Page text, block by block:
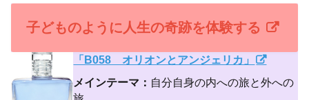
子どものように人生の奇跡を体験する
「B058 オリオンとアンジェリカ」
メインテーマ： 自分自身の内への旅と外への